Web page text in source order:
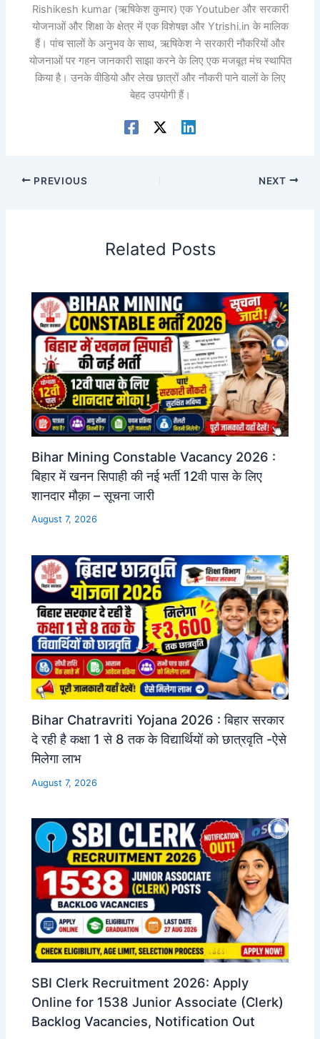
Rishikesh kumar (ऋषिकेश कुमार) एक Youtuber और सरकारी
योजनाओं और शिक्षा के क्षेत्र में एक विशेषज्ञ और Ytrishi.in के मालिक
हैं। पांच सालों के अनुभव के साथ, ऋषिकेश ने सरकारी नौकरियों और
योजनाओं पर गहन जानकारी साझा करने के लिए एक मजबूत मंच स्थापित
किया है। उनके वीडियो और लेख छात्रों और नौकरी पाने वालों के लिए
बेहद उपयोगी हैं।
PREVIOUS NEXT
Related Posts
Bihar Mining Constable Vacancy 2026 :
बिहार में खनन सिपाही की नई भर्ती 12वी पास के लिए
शानदार मौक़ा – सूचना जारी
August 7, 2026
Bihar Chatravriti Yojana 2026 : बिहार सरकार
दे रही है कक्षा 1 से 8 तक के विद्यार्थियों को छात्रवृति -ऐसे
मिलेगा लाभ
August 7, 2026
SBI Clerk Recruitment 2026: Apply
Online for 1538 Junior Associate (Clerk)
Backlog Vacancies, Notification Out